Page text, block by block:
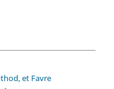
et Favre